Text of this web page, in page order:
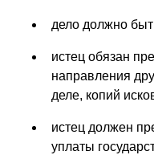
дело должно
истец обязан
направления
деле, копий
истец должен
уплаты